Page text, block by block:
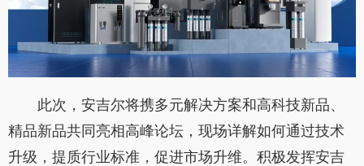
此次，安吉尔将携多元解决方案和高科技新品、
精品新品共同亮相高峰论坛，现场详解如何通过技术
升级，提质行业标准，促进市场升维。积极发挥安吉